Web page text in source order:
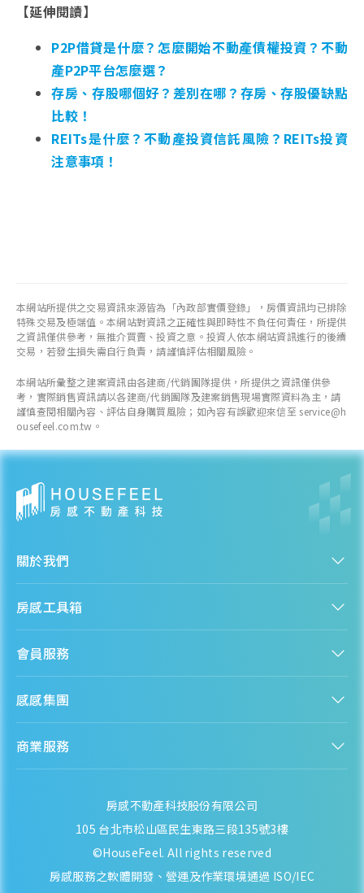
【延伸閱讀】
P2P借貸是什麼？怎麼開始不動產債權投資？不動
產P2P平台怎麼選？
存房、存股哪個好？差別在哪？存房、存股優缺點
比較！
REITs是什麼？不動產投資信託風險？REITs投資
注意事項！
本網站所提供之交易資訊來源皆為「內政部實價登錄」，房價資訊均已排除
特殊交易及極端值。本網站對資訊之正確性與即時性不負任何責任，所提供
之資訊僅供參考，無推介買賣、投資之意。投資人依本網站資訊進行的後續
交易，若發生損失需自行負責，請謹慎評估相關風險。
本網站所彙整之建案資訊由各建商/代銷團隊提供，所提供之資訊僅供參
考，實際銷售資訊請以各建商/代銷團隊及建案銷售現場實際資料為主，請
謹慎查閱相關內容、評估自身購買風險；如內容有誤歡迎來信至 service@h
ousefeel.com.tw。
關於我們
人才招募
隱私政策
資訊安全政策
房感工具箱
購屋能力試算
熱門區域分析
房產知識庫
會員服務
會員專區
感感集團
房感 HouseFeel
商業服務
房感不動產科技股份有限公司
105 台北市松山區民生東路三段135號3樓
©HouseFeel. All rights reserved
房感服務之軟體開發、營運及作業環境通過 ISO/IEC